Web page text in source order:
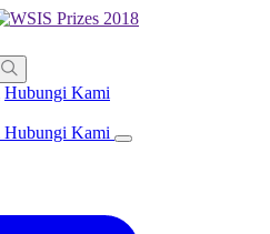
Hubungi Kami
Hubungi Kami